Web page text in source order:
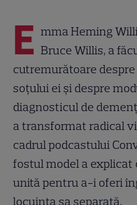
E mma Heming
Bruce Willis, a
cutremurătoare
soțului ei și despre
diagnosticul de
a transformat radical
cadrul podcastului
fostul model a explicat
unită pentru a-i oferi
locuința sa separată.